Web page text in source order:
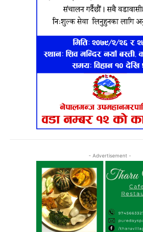
- Advertisement -